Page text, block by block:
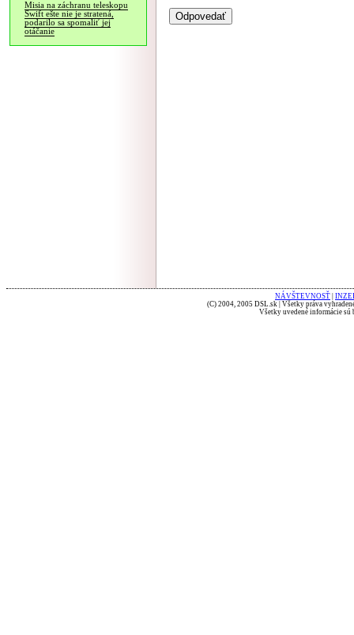
Misia na záchranu teleskopu
Swift ešte nie je stratená,
podarilo sa spomaliť jej
otáčanie
NÁVŠTEVNOSŤ
(C) 2004, 2005 DSL.sk | Všetky práva
Všetky uvedené informácie sú